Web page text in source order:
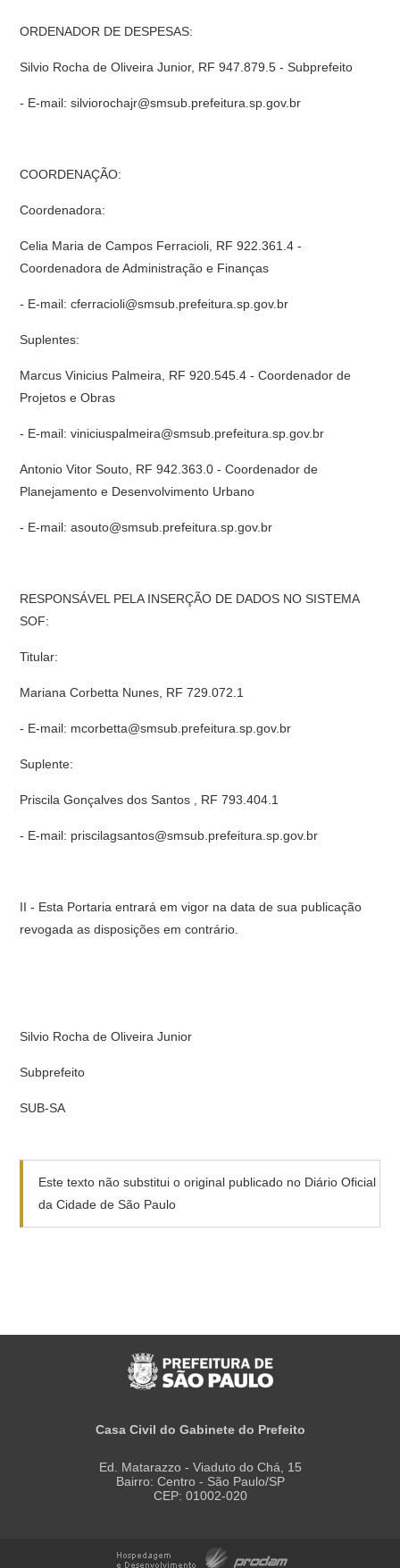
ORDENADOR DE DESPESAS:
Silvio Rocha de Oliveira Junior, RF 947.879.5 - Subprefeito
- E-mail: silviorochajr@smsub.prefeitura.sp.gov.br
COORDENAÇÃO:
Coordenadora:
Celia Maria de Campos Ferracioli, RF 922.361.4 -
Coordenadora de Administração e Finanças
- E-mail: cferracioli@smsub.prefeitura.sp.gov.br
Suplentes:
Marcus Vinicius Palmeira, RF 920.545.4 - Coordenador de
Projetos e Obras
- E-mail: viniciuspalmeira@smsub.prefeitura.sp.gov.br
Antonio Vitor Souto, RF 942.363.0 - Coordenador de
Planejamento e Desenvolvimento Urbano
- E-mail: asouto@smsub.prefeitura.sp.gov.br
RESPONSÁVEL PELA INSERÇÃO DE DADOS NO SISTEMA
SOF:
Titular:
Mariana Corbetta Nunes, RF 729.072.1
- E-mail: mcorbetta@smsub.prefeitura.sp.gov.br
Suplente:
Priscila Gonçalves dos Santos , RF 793.404.1
- E-mail: priscilagsantos@smsub.prefeitura.sp.gov.br
II - Esta Portaria entrará em vigor na data de sua publicação
revogada as disposições em contrário.
Silvio Rocha de Oliveira Junior
Subprefeito
SUB-SA
Este texto não substitui o original publicado no Diário Oficial
da Cidade de São Paulo
Casa Civil do Gabinete do Prefeito
Ed. Matarazzo - Viaduto do Chá, 15
Bairro: Centro - São Paulo/SP
CEP: 01002-020